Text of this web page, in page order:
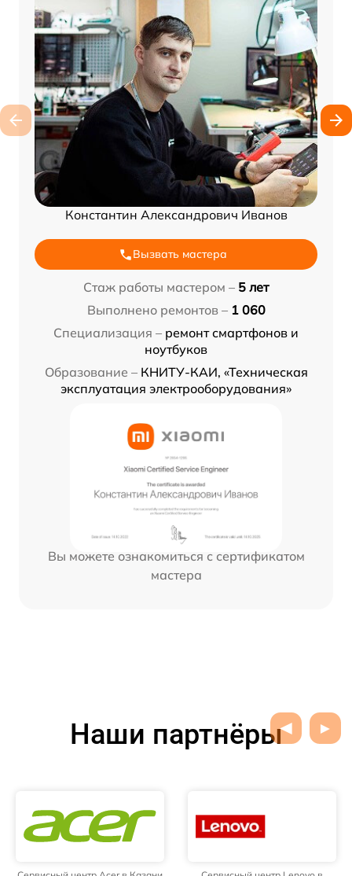
Константин Александрович Иванов
Вызвать мастера
Стаж работы мастером – 5 лет
Выполнено ремонтов – 1 060
Специализация – ремонт смартфонов и
ноутбуков
Образование – КНИТУ-КАИ, «Техническая
эксплуатация электрооборудования»
Вы можете ознакомиться с сертификатом
мастера
Наши партнёры